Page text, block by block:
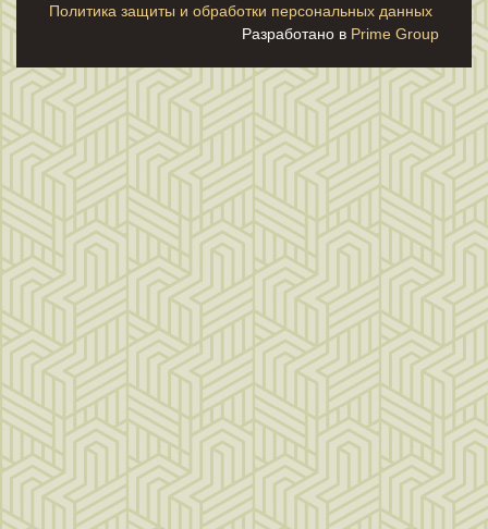
Политика защиты и обработки персональных данных
Разработано в Prime Group